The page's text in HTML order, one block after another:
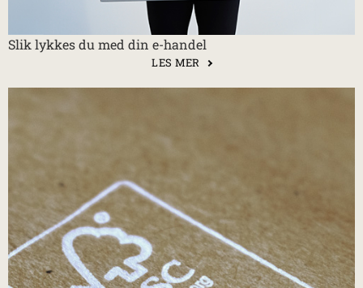
Slik lykkes du med din e-handel
LES MER